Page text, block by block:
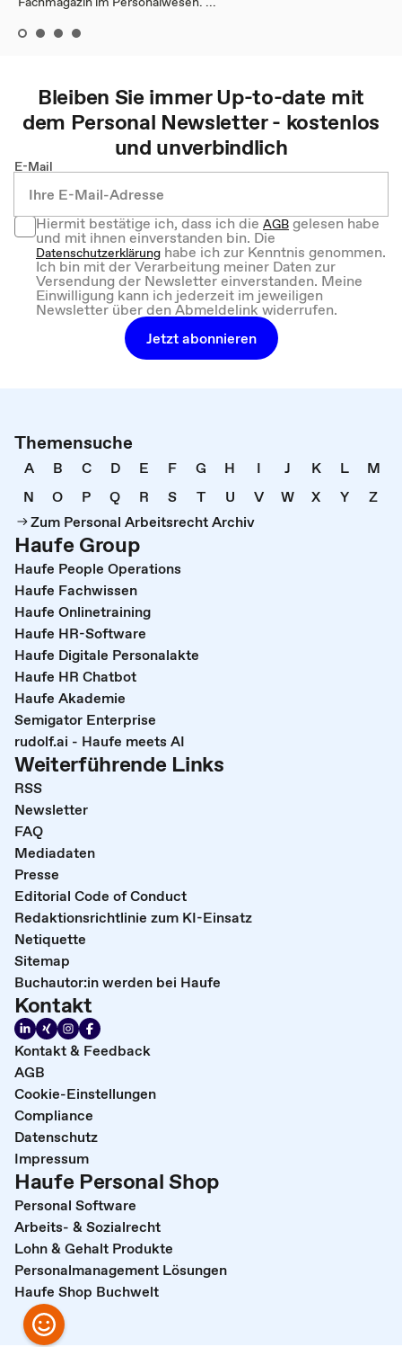
Bleiben Sie immer Up-to-date mit
dem Personal Newsletter - kostenlos
und unverbindlich
E-Mail
Hiermit bestätige ich, dass ich dieAGBgelesen habe
und mit ihnen einverstanden bin. Die
Datenschutzerklärung habe ich zur Kenntnis genommen.
Ich bin mit der Verarbeitung meiner Daten zur
Versendung der Newsletter einverstanden. Meine
Einwilligung kann ich jederzeit im jeweiligen
Newsletter über den Abmeldelink widerrufen.
Jetzt abonnieren
Themensuche
A B C D E F G H I J K L
M
N
O P Q R S T U V W X Y
Z
Zum Personal Arbeitsrecht Archiv
Haufe Group
Haufe People Operations
Haufe Fachwissen
Haufe Onlinetraining
Haufe HR-Software
Haufe Digitale Personalakte
Haufe HR Chatbot
Haufe Akademie
Semigator Enterprise
rudolf.ai - Haufe meets AI
Weiterführende Links
RSS
Newsletter
FAQ
Mediadaten
Presse
Editorial Code of Conduct
Redaktionsrichtlinie zum KI-Einsatz
Netiquette
Sitemap
Buchautor:in werden bei Haufe
Kontakt
Kontakt & Feedback
AGB
Cookie-Einstellungen
Compliance
Datenschutz
Impressum
Haufe Personal Shop
Personal Software
Arbeits- & Sozialrecht
Lohn & Gehalt Produkte
Personalmanagement Lösungen
Haufe Shop Buchwelt